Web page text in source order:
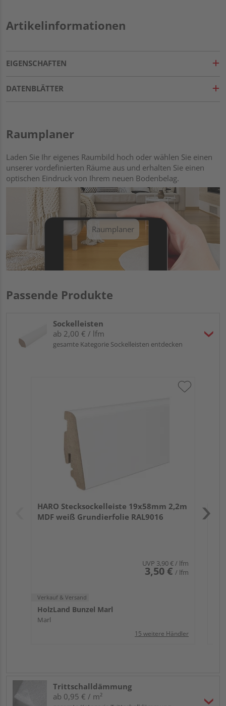
Artikelinformationen
EIGENSCHAFTEN
DATENBLÄTTER
Raumplaner
Laden Sie Ihr eigenes Raumbild hoch oder wählen Sie einen
unserer vordefinierten Räume aus und erhalten Sie einen
optischen Eindruck von Ihrem neuen Bodenbelag.
Raumplaner
Passende Produkte
Sockelleisten
ab 2,00 € / lfm
gesamte Kategorie Sockelleisten entdecken
HARO Stecksockelleiste 19x58mm 2,2m
MDF weiß Grundierfolie RAL9016
UVP 3,90 €/ lfm
3,50 € / lfm
Verkauf & Versand
HolzLand Bunzel Marl
Marl
15 weitere Händler
Trittschalldämmung
ab 0,95 € / m²